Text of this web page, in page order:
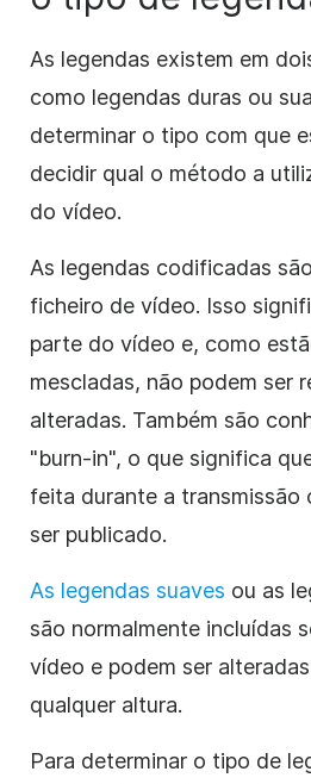
As legendas existem em
como legendas duras ou
determinar o tipo com que
decidir qual o método a
do vídeo.
As legendas codificadas
ficheiro de vídeo. Isso
parte do vídeo e, como
mescladas, não podem ser
alteradas. Também são
"burn-in", o que significa
feita durante a transmissão
ser publicado.
As legendas suaves ou as
são normalmente incluídas
vídeo e podem ser
qualquer altura.
Para determinar o tipo de